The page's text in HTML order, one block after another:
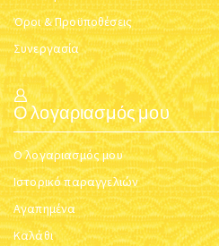
ΣΤΑΥΡΌΣ ΚΑΜΠΥΛΩΤΌΣ
8X6MM K14
Κωδικός:t-805100085
$29.28
ΟΙ